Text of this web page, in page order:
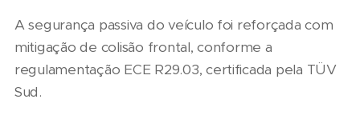
A segurança passiva do veículo foi reforçada com
mitigação de colisão frontal, conforme a
regulamentação ECE R29.03, certificada pela TÜV
Sud.